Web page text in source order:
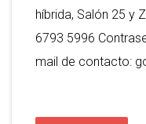
híbrida, Salón 25 y
6793 5996
mail de contacto: